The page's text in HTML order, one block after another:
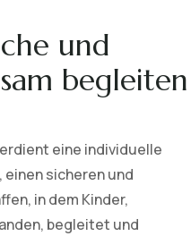
und
begleiten
eine individuelle
sicheren und
in dem Kinder,
begleitet und